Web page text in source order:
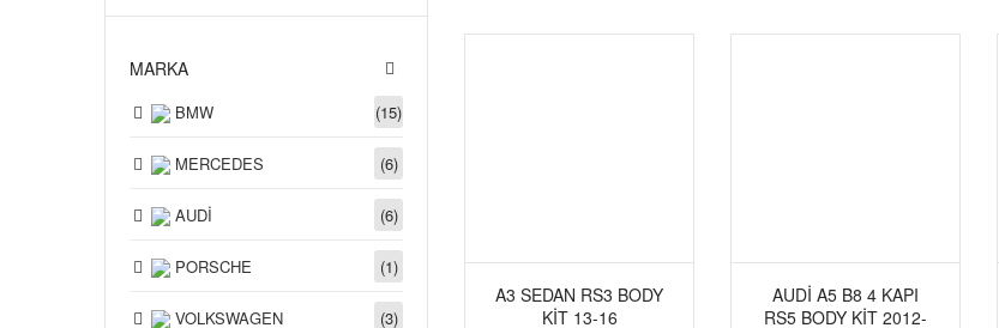
MARKA
BMW (15)
MERCEDES (6)
AUDİ (6)
PORSCHE (1)
VOLKSWAGEN (3)
A3 SEDAN RS3 BODY
KİT 13-16
AUDI A5 B8 4 KAPI
RS5 BODY KIT 2012-